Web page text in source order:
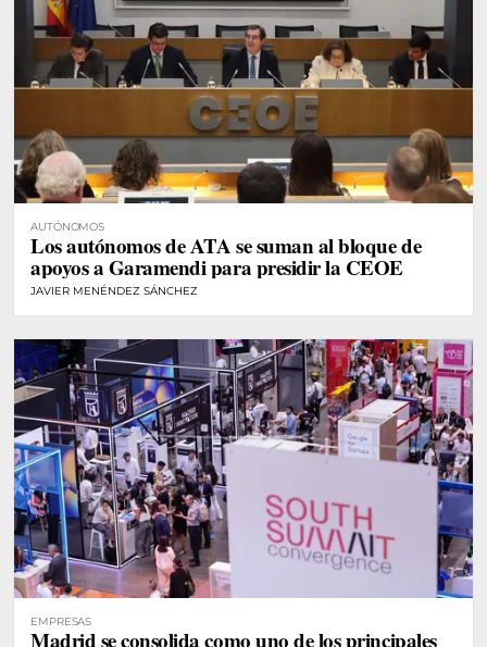
AUTÓNOMOS
Los autónomos de ATA se suman al bloque de
apoyos a Garamendi para presidir la CEOE
JAVIER MENÉNDEZ SÁNCHEZ
EMPRESAS
Madrid se consolida como uno de los principales